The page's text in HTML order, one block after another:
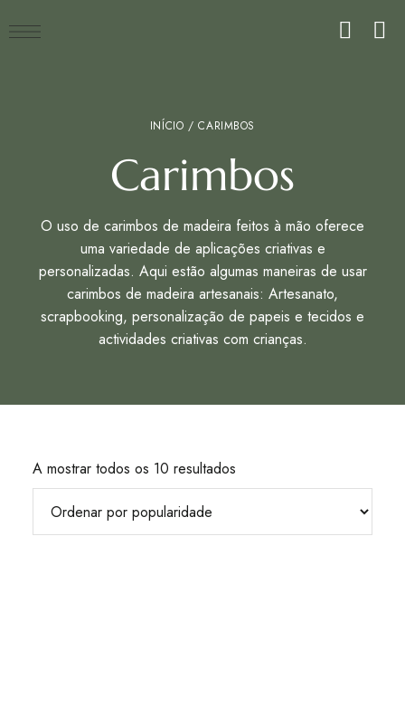
INÍCIO / CARIMBOS
Carimbos
O uso de carimbos de madeira feitos à mão oferece
uma variedade de aplicações criativas e
personalizadas. Aqui estão algumas maneiras de usar
carimbos de madeira artesanais: Artesanato,
scrapbooking, personalização de papeis e tecidos e
actividades criativas com crianças.
A mostrar todos os 10 resultados